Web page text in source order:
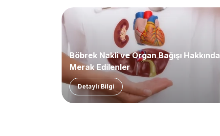
Böbrek Nakli ve Organ Bağışı Hakkında
Merak Edilenler
Detaylı Bilgi